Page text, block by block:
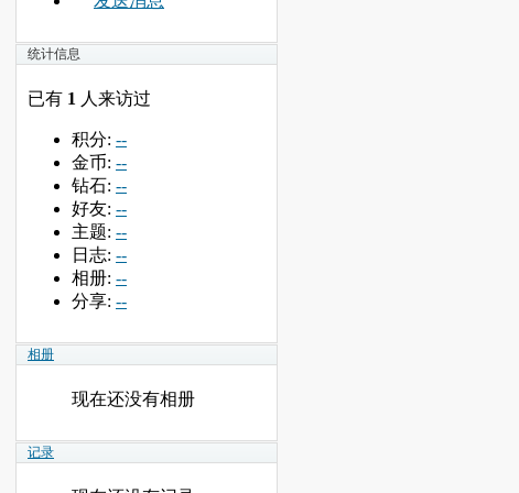
统计信息
已有 1 人来访过
积分: --
金币: --
钻石: --
好友: --
主题: --
日志: --
相册: --
分享: --
相册
现在还没有相册
记录